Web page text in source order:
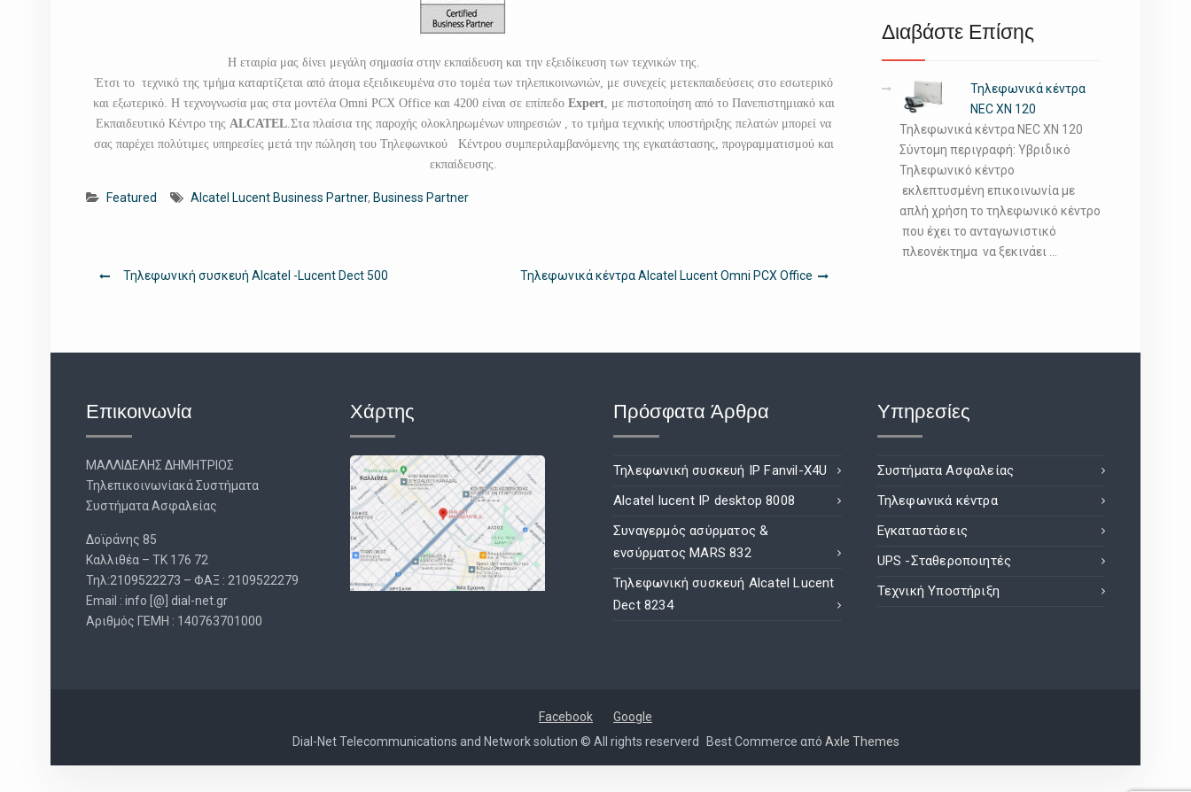
Η εταιρία μας δίνει μεγάλη σημασία στην εκπαίδευση και την εξειδίκευση των τεχνικών της.
Έτσι το τεχνικό της τμήμα καταρτίζεται από άτομα εξειδικευμένα στο τομέα των τηλεπικοινωνιών, με συνεχείς μετεκπαιδεύσεις στο εσωτερικό
και εξωτερικό. Η τεχνογνωσία μας στα μοντέλα Omni PCX Office και 4200 είναι σε επίπεδο Expert, με πιστοποίηση από το Πανεπιστημιακό και
Εκπαιδευτικό Κέντρο τηςALCATEL.Στα πλαίσια της παροχής ολοκληρωμένων υπηρεσιών , το τμήμα τεχνικής υποστήριξης πελατών μπορεί να
σας παρέχει πολύτιμες υπηρεσίες μετά την πώληση του Τηλεφωνικού Κέντρου συμπεριλαμβανόμενης της εγκατάστασης, προγραμματισμού και
εκπαίδευσης.
Featured Alcatel Lucent Business Partner, Business Partner
Πλοήγηση
Τηλεφωνική συσκευή Alcatel -Lucent Dect 500 Τηλεφωνικά κέντρα Alcatel Lucent Omni PCX Office
Διαβάστε Επίσης
Τηλεφωνικά κέντρα
NEC XN 120
Τηλεφωνικά κέντρα NEC XN 120
Σύντομη περιγραφή: Υβριδικό
Τηλεφωνικό κέντρο
εκλεπτυσμένη επικοινωνία με
απλή χρήση το τηλεφωνικό κέντρο
που έχει το ανταγωνιστικό
πλεονέκτημα να ξεκινάει …
Επικοινωνία
ΜΑΛΛΙΔΕΛΗΣ ΔΗΜΗΤΡΙΟΣ
Τηλεπικοινωνίακά Συστήματα
Συστήματα Ασφαλείας
Δοϊράνης 85
Καλλιθέα – ΤΚ 176 72
Τηλ:2109522273 – ΦΑΞ : 2109522279
Email : info [@] dial-net.gr
Aριθμός ΓΕΜΗ : 140763701000
Χάρτης Πρόσφατα Άρθρα
Τηλεφωνική συσκευή IP Fanvil-X4U
Alcatel lucent IP desktop 8008
Συναγερμός ασύρματος &
ενσύρματος MARS 832
Τηλεφωνική συσκευή Alcatel Lucent
Dect 8234
Υπηρεσίες
Συστήματα Ασφαλείας
Τηλεφωνικά κέντρα
Εγκαταστάσεις
UPS -Σταθεροποιητές
Τεχνική Υποστήριξη
Facebook
Google
Dial-Net Telecommunications and Network solution © All rights reserverd
Best Commerce από Axle Themes